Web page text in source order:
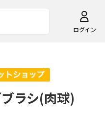
ログイン
ラシ(肉球)